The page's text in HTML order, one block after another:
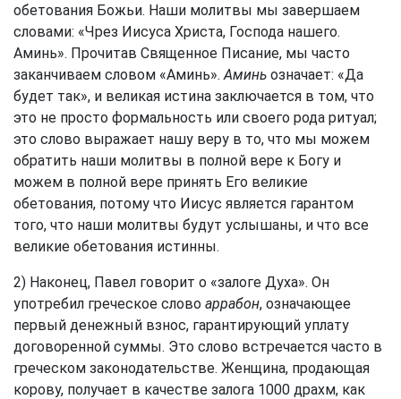
обетования Божьи. Наши молитвы мы завершаем
словами: «Чрез Иисуса Христа, Господа нашего.
Аминь». Прочитав Священное Писание, мы часто
заканчиваем словом «Аминь».Аминь означает: «Да
будет так», и великая истина заключается в том, что
это не просто формальность или своего рода ритуал;
это слово выражает нашу веру в то, что мы можем
обратить наши молитвы в полной вере к Богу и
можем в полной вере принять Его великие
обетования, потому что Иисус является гарантом
того, что наши молитвы будут услышаны, и что все
великие обетования истинны.
2) Наконец, Павел говорит о «залоге Духа». Он
употребил греческое слово аррабон, означающее
первый денежный взнос, гарантирующий уплату
договоренной суммы. Это слово встречается часто в
греческом законодательстве. Женщина, продающая
корову, получает в качестве залога 1000 драхм, как